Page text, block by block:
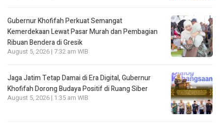
Gubernur Khofifah Perkuat Semangat
Kemerdekaan Lewat Pasar Murah dan Pembagian
Ribuan Bendera di Gresik
August 5, 2026 | 7:32 am WIB
Jaga Jatim Tetap Damai di Era Digital, Gubernur
Khofifah Dorong Budaya Positif di Ruang Siber
August 5, 2026 | 1:35 am WIB